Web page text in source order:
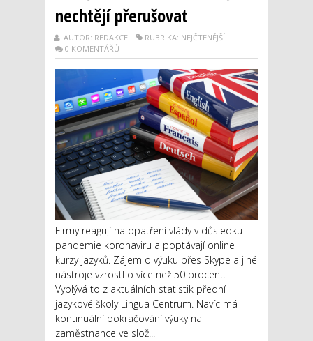
nechtějí přerušovat
AUTOR: REDAKCE
RUBRIKA: NEJČTENĚJŠÍ
0 KOMENTÁŘŮ
Firmy reagují na opatření vlády v důsledku
pandemie koronaviru a poptávají online
kurzy jazyků. Zájem o výuku přes Skype a jiné
nástroje vzrostl o více než 50 procent.
Vyplývá to z aktuálních statistik přední
jazykové školy Lingua Centrum. Navíc má
kontinuální pokračování výuky na
zaměstnance ve slož...